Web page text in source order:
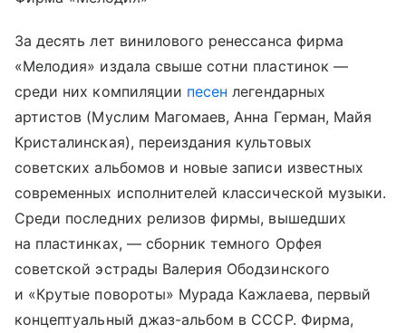
За десять лет винилового ренессанса фирма
«Мелодия» издала свыше сотни пластинок —
среди них компиляции песен легендарных
артистов (Муслим Магомаев, Анна Герман, Майя
Кристалинская), переиздания культовых
советских альбомов и новые записи известных
современных исполнителей классической музыки.
Среди последних релизов фирмы, вышедших
на пластинках, — сборник темного Орфея
советской эстрады Валерия Ободзинского
и «Крутые повороты» Мурада Кажлаева, первый
концептуальный джаз-альбом в СССР. Фирма,